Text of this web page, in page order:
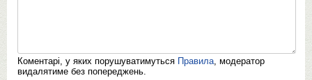
Коментарі, у яких порушуватимуться Правила , модератор
видалятиме без попереджень.